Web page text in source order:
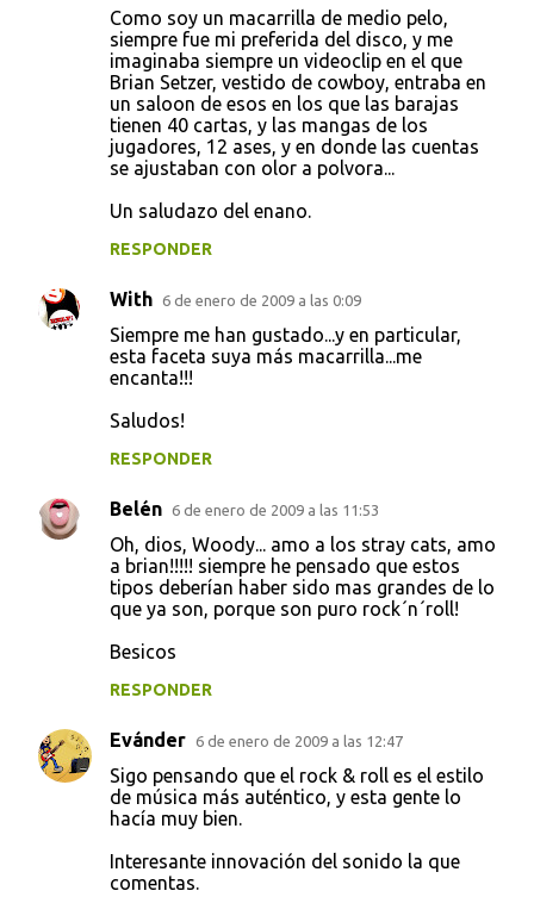
Como soy un macarrilla de medio pelo,
siempre fue mi preferida del disco, y me
imaginaba siempre un videoclip en el que
Brian Setzer, vestido de cowboy, entraba en
un saloon de esos en los que las barajas
tienen 40 cartas, y las mangas de los
jugadores, 12 ases, y en donde las cuentas
se ajustaban con olor a polvora...
Un saludazo del enano.
RESPONDER
With 6 de enero de 2009 a las 0:09
Siempre me han gustado...y en particular,
esta faceta suya más macarrilla...me
encanta!!!
Saludos!
RESPONDER
Belén 6 de enero de 2009 a las 11:53
Oh, dios, Woody... amo a los stray cats, amo
a brian!!!!! siempre he pensado que estos
tipos deberían haber sido mas grandes de lo
que ya son, porque son puro rock´n´roll!
Besicos
RESPONDER
Evánder 6 de enero de 2009 a las 12:47
Sigo pensando que el rock & roll es el estilo
de música más auténtico, y esta gente lo
hacía muy bien.
Interesante innovación del sonido la que
comentas.